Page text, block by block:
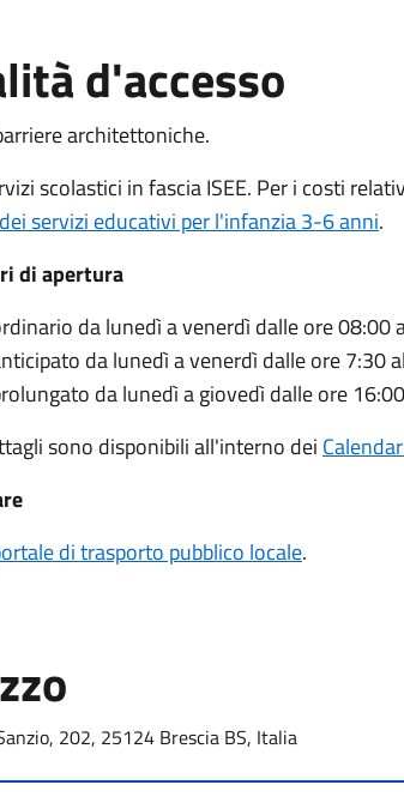
d'accesso
architettoniche.
scolastici in fascia ISEE. Per i costi
servizi educativi per l'infanzia 3-6 anni.
di apertura
da lunedì a venerdì dalle ore 08:00
da lunedì a venerdì dalle ore 7:30
da lunedì a giovedì dalle ore
sono disponibili all'interno dei
di trasporto pubblico locale.
202, 25124 Brescia BS, Italia